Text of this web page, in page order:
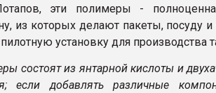
эти полимеры -
из которых делают пакеты, посуду
установку для производства
состоят из янтарной кислоты и
если добавлять различные